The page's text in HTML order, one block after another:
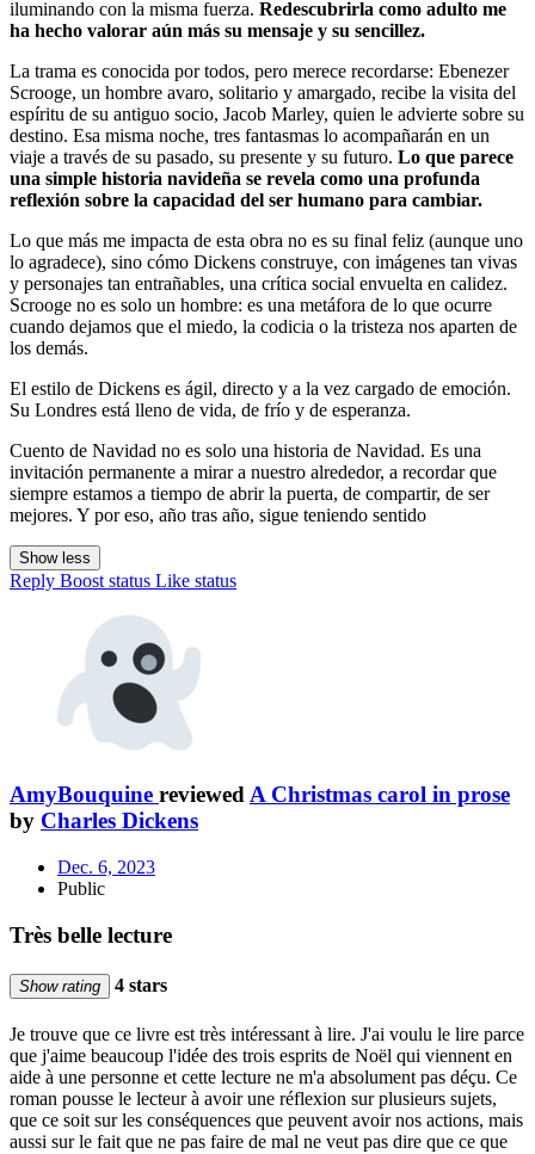
iluminando con la misma fuerza. Redescubrirla como adulto me
ha hecho valorar aún más su mensaje y su sencillez.
La trama es conocida por todos, pero merece recordarse: Ebenezer
Scrooge, un hombre avaro, solitario y amargado, recibe la visita del
espíritu de su antiguo socio, Jacob Marley, quien le advierte sobre su
destino. Esa misma noche, tres fantasmas lo acompañarán en un
viaje a través de su pasado, su presente y su futuro. Lo que parece
una simple historia navideña se revela como una profunda
reflexión sobre la capacidad del ser humano para cambiar.
Lo que más me impacta de esta obra no es su final feliz (aunque uno
lo agradece), sino cómo Dickens construye, con imágenes tan vivas
y personajes tan entrañables, una crítica social envuelta en calidez.
Scrooge no es solo un hombre: es una metáfora de lo que ocurre
cuando dejamos que el miedo, la codicia o la tristeza nos aparten de
los demás.
El estilo de Dickens es ágil, directo y a la vez cargado de emoción.
Su Londres está lleno de vida, de frío y de esperanza.
Cuento de Navidad no es solo una historia de Navidad. Es una
invitación permanente a mirar a nuestro alrededor, a recordar que
siempre estamos a tiempo de abrir la puerta, de compartir, de ser
mejores. Y por eso, año tras año, sigue teniendo sentido
Show less
Reply Boost status Like status
AmyBouquine reviewed A Christmas carol in prose
by Charles Dickens
Dec. 6, 2023
Public
Très belle lecture
Show rating 4 stars
Je trouve que ce livre est très intéressant à lire. J'ai voulu le lire parce
que j'aime beaucoup l'idée des trois esprits de Noël qui viennent en
aide à une personne et cette lecture ne m'a absolument pas déçu. Ce
roman pousse le lecteur à avoir une réflexion sur plusieurs sujets,
que ce soit sur les conséquences que peuvent avoir nos actions, mais
aussi sur le fait que ne pas faire de mal ne veut pas dire que ce que